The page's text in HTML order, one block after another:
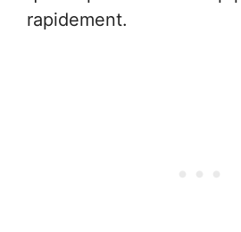
rapidement.